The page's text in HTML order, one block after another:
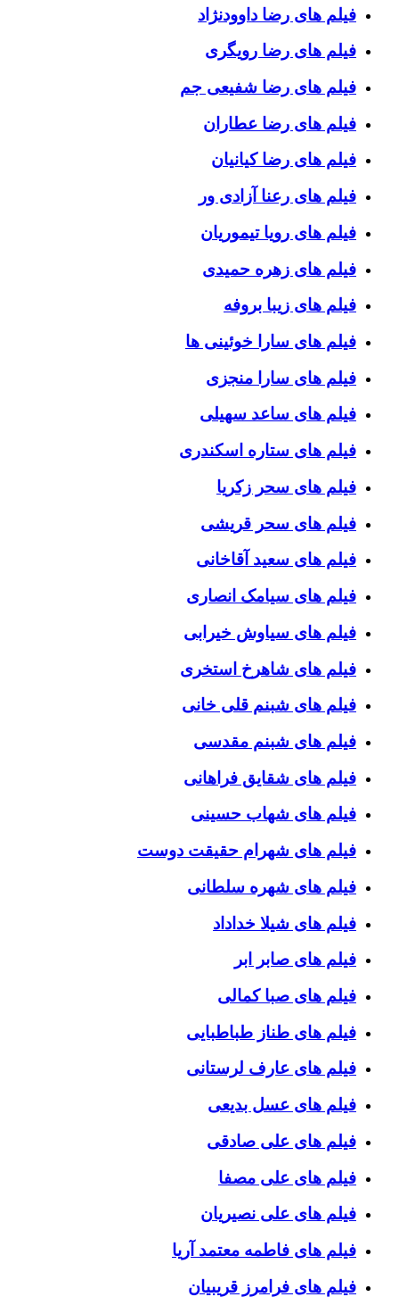
فیلم های رضا داوودنژاد
فیلم های رضا رویگری
فیلم های رضا شفیعی جم
فیلم های رضا عطاران
فیلم های رضا کیانیان
فیلم های رعنا آزادی ور
فیلم های رویا تیموریان
فیلم های زهره حمیدی
فیلم های زیبا بروفه
فیلم های سارا خوئینی ها
فیلم های سارا منجزی
فیلم های ساعد سهیلی
فیلم های ستاره اسکندری
فیلم های سحر زکریا
فیلم های سحر قریشی
فیلم های سعید آقاخانی
فیلم های سیامک انصاری
فیلم های سیاوش خیرابی
فیلم های شاهرخ استخری
فیلم های شبنم قلی خانی
فیلم های شبنم مقدسی
فیلم های شقایق فراهانی
فیلم های شهاب حسینی
فیلم های شهرام حقیقت دوست
فیلم های شهره سلطانی
فیلم های شیلا خداداد
فیلم های صابر ابر
فیلم های صبا کمالی
فیلم های طناز طباطبایی
فیلم های عارف لرستانی
فیلم های عسل بدیعی
فیلم های علی صادقی
فیلم های علی مصفا
فیلم های علی نصیریان
فیلم های فاطمه معتمد آریا
فیلم های فرامرز قریبیان